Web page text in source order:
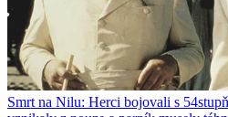
Smrt na Nilu: Herci bojovali s